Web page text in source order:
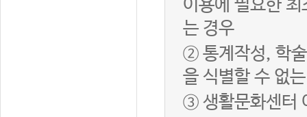
이용에 필요한
는 경우
② 통계작성, 학
을 식별할 수 없
③ 생활문화센터